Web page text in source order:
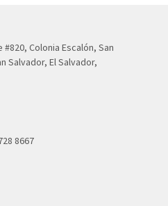
Colonia Escalón, San
Salvador, El Salvador,
8667